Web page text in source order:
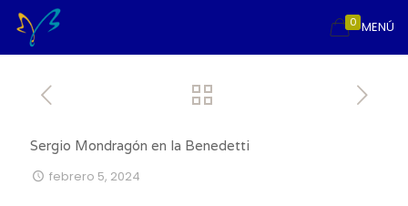
MENÚ
0
Sergio Mondragón en la Benedetti
febrero 5, 2024